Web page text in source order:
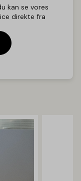
kan se vores
direkte fra